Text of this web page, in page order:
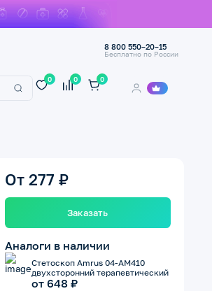
8 800 550–20–15
Бесплатно по России
0 0 0
От 277 ₽
Заказать
Аналоги в наличии
Стетоскоп Amrus 04-AM410
двухсторонний терапевтический
от 648 ₽